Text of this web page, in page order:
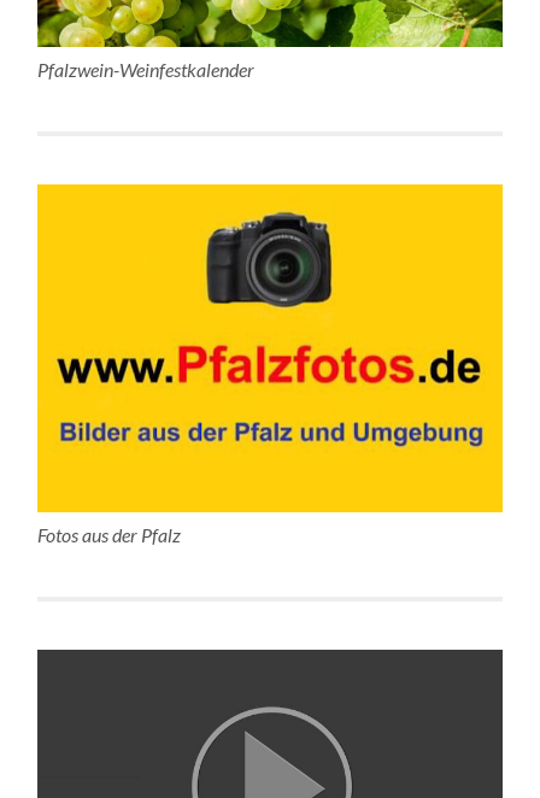
Pfalzwein-Weinfestkalender
Fotos aus der Pfalz